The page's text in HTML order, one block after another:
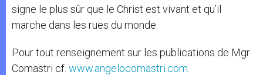
signe le plus sûr que le Christ est vivant et qu’il
marche dans les rues du monde.
Pour tout renseignement sur les publications de Mgr
Comastri cf. www.angelocomastri.com